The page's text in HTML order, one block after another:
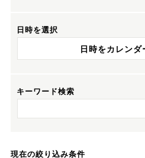
日時を選択
日時をカレンダ
キーワード検索
現在の絞り込み条件